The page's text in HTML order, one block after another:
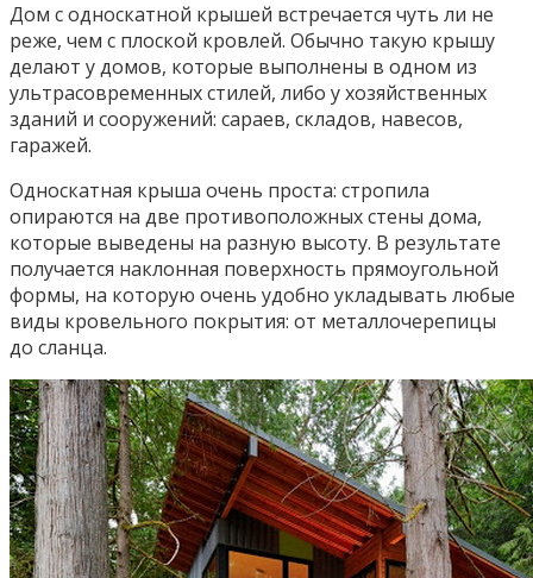
Дом с односкатной крышей встречается чуть ли не
реже, чем с плоской кровлей. Обычно такую крышу
делают у домов, которые выполнены в одном из
ультрасовременных стилей, либо у хозяйственных
зданий и сооружений: сараев, складов, навесов,
гаражей.
Односкатная крыша очень проста: стропила
опираются на две противоположных стены дома,
которые выведены на разную высоту. В результате
получается наклонная поверхность прямоугольной
формы, на которую очень удобно укладывать любые
виды кровельного покрытия: от металлочерепицы
до сланца.